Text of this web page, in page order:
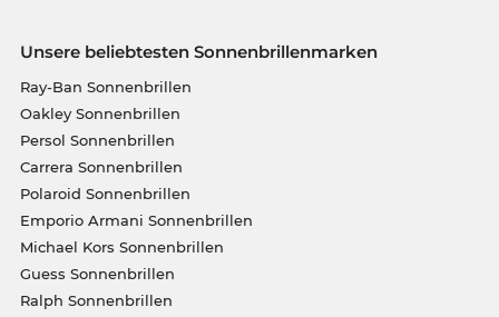
Unsere beliebtesten Sonnenbrillenmarken
Ray-Ban Sonnenbrillen
Oakley Sonnenbrillen
Persol Sonnenbrillen
Carrera Sonnenbrillen
Polaroid Sonnenbrillen
Emporio Armani Sonnenbrillen
Michael Kors Sonnenbrillen
Guess Sonnenbrillen
Ralph Sonnenbrillen